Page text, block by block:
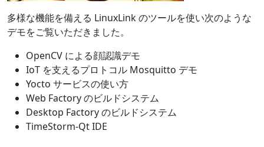
多様な機能を備える LinuxLink のツールを使い次のような
デモをご覧いただきました。
OpenCV による顔認識デモ
IoT を支えるプロトコル Mosquitto デモ
Yocto サービスの使い方
Web Factory のビルドシステム
Desktop Factory のビルドシステム
TimeStorm-Qt IDE